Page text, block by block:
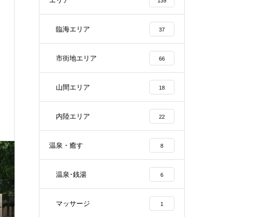
臨海エリア 37
市街地エリア 66
山間エリア 18
内陸エリア 22
温泉・癒す 8
温泉･銭湯 6
マッサージ 1